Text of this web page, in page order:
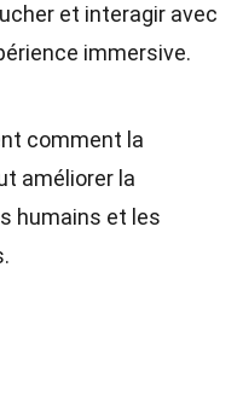
et interagir avec
immersive.
comment la
améliorer la
humains et les